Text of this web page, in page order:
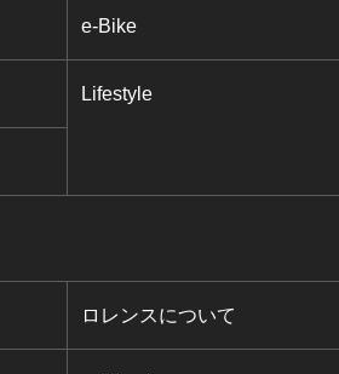
e-Bike
Lifestyle
ロレンスについて